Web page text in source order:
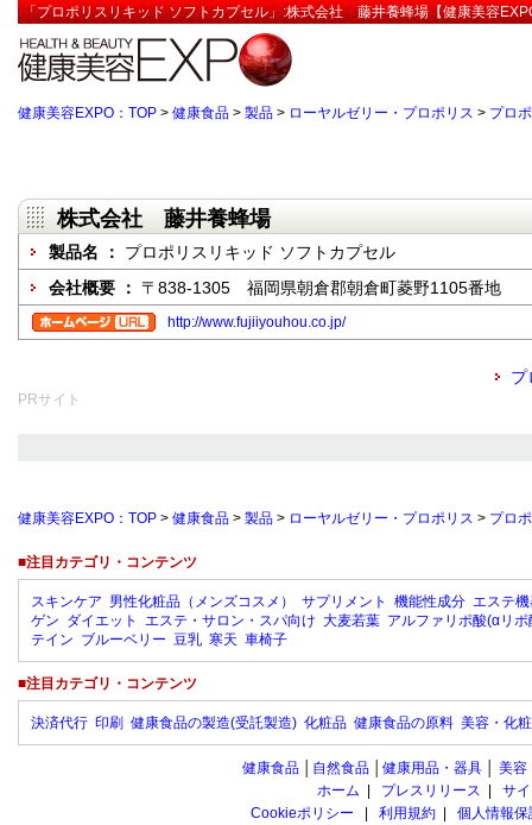
「プロポリスリキッド ソフトカプセル」:株式会社 藤井養蜂場【健康美容
健康美容EXPO：TOP > 健康食品 > 製品 > ローヤルゼリー・プロポリス > プロ
株式会社 藤井養蜂場
製品名 ： プロポリスリキッド ソフトカプセル
会社概要 ： 〒838-1305 福岡県朝倉郡朝倉町菱野1105番地
http://www.fujiiyouhou.co.jp/
プ
PRサイト
健康美容EXPO：TOP > 健康食品 > 製品 > ローヤルゼリー・プロポリス > プロ
■注目カテゴリ・コンテンツ
スキンケア 男性化粧品（メンズコスメ） サプリメント 機能性成分 エステ
ゲン ダイエット エステ・サロン・スパ向け 大麦若葉 アルファリポ酸(αリポ
テイン ブルーベリー 豆乳 寒天 車椅子
■注目カテゴリ・コンテンツ
決済代行 印刷 健康食品の製造(受託製造) 化粧品 健康食品の原料 美容・化
健康食品 自然食品 健康用品・器具 美容
ホーム
プレスリリース
サ
Cookieポリシー
利用規約 個人情報